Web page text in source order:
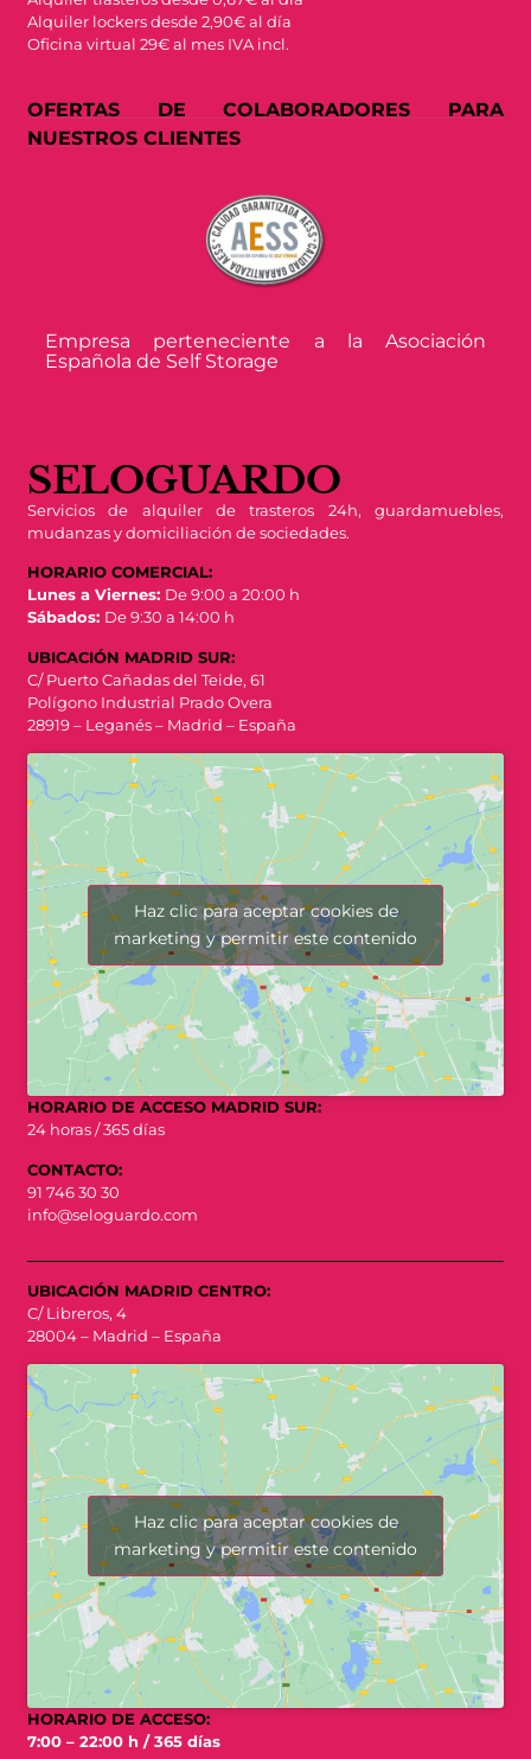
Alquiler lockers desde 2,90€ al día
Oficina virtual 29€ al mes IVA incl.
OFERTAS DE COLABORADORES PARA
NUESTROS CLIENTES
Empresa perteneciente a la Asociación
Española de Self Storage
SELOGUARDO
Servicios de alquiler de trasteros 24h, guardamuebles,
mudanzas y domiciliación de sociedades.
HORARIO COMERCIAL:
Lunes a Viernes: De 9:00 a 20:00 h
Sábados: De 9:30 a 14:00 h
UBICACIÓN MADRID SUR:
C/ Puerto Cañadas del Teide, 61
Polígono Industrial Prado Overa
28919 – Leganés – Madrid – España
Haz clic para aceptar cookies de
marketing y permitir este contenido
HORARIO DE ACCESO MADRID SUR:
24 horas / 365 días
CONTACTO:
91 746 30 30
info@seloguardo.com
UBICACIÓN MADRID CENTRO:
C/ Libreros, 4
28004 – Madrid – España
Haz clic para aceptar cookies de
marketing y permitir este contenido
HORARIO DE ACCESO:
7:00 – 22:00 h / 365 días